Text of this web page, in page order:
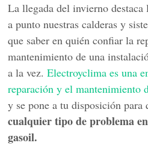
La llegada del invierno destaca
a punto nuestras calderas y
que saber en quién confiar la
mantenimiento de una
a la vez.Electroyclima es una
reparación y el mantenimiento
y se pone a tu disposición para
cualquier tipo de problema
gasoil.